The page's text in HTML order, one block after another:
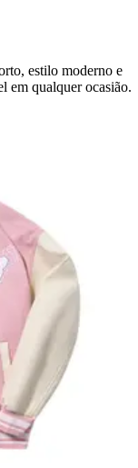
estilo moderno e
em qualquer ocasião.